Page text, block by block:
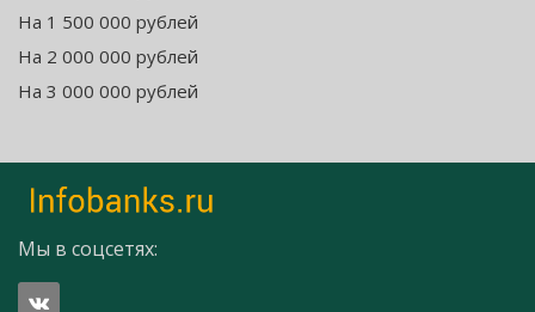
На 1 500 000 рублей
На 2 000 000 рублей
На 3 000 000 рублей
Мы в соцсетях: